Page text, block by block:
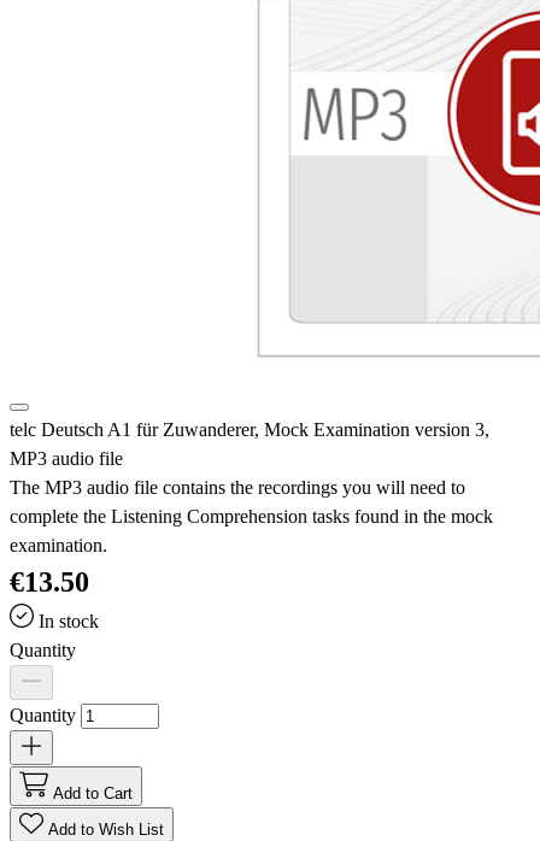
telc Deutsch A1 für Zuwanderer, Mock Examination version 3,
MP3 audio file
The MP3 audio file contains the recordings you will need to
complete the Listening Comprehension tasks found in the mock
examination.
€13.50
In stock
Quantity
Quantity
Add to Cart
Add to Wish List